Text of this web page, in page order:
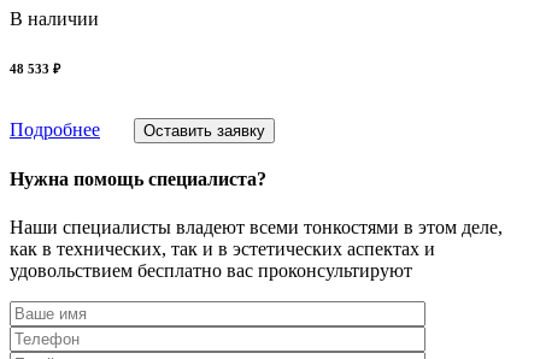
В наличии
48 533 ₽
Подробнее Оставить заявку
Нужна помощь специалиста?
Наши специалисты владеют всеми тонкостями в этом деле,
как в технических, так и в эстетических аспектах и
удовольствием бесплатно вас проконсультируют